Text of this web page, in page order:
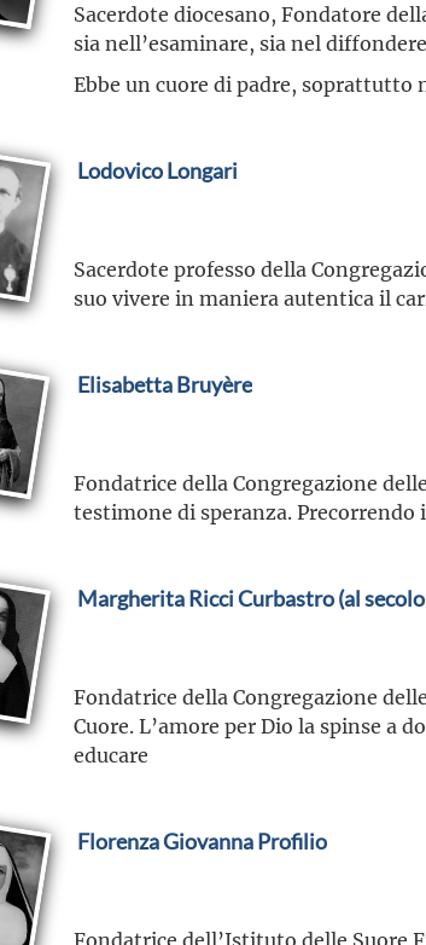
Sacerdote diocesano, Fondatore
sia nell’esaminare, sia nel
Ebbe un cuore di padre,
Lodovico Longari
Sacerdote professo della
suo vivere in maniera autentica il
Elisabetta Bruyère
Fondatrice della Congregazione
testimone di speranza.
Margherita Ricci Curbastro (al
Fondatrice della Congregazione
Cuore. L’amore per Dio la spinse a
educare
Florenza Giovanna Profilio
Fondatrice dell’Istituto delle Suore